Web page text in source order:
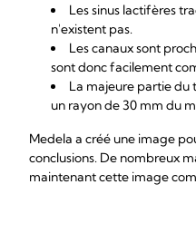
Les sinus lactifères
n'existent pas.
Les canaux sont
sont donc facilement
La majeure partie du
un rayon de 30 mm du
Medela a créé une image
conclusions. De nombreux
maintenant cette image